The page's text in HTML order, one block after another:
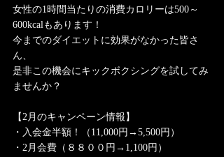
女性の1時間当たりの消費カロリーは500～
600kcalもあります！
今までのダイエットに効果がなかった皆さ
ん、
是非この機会にキックボクシングを試してみ
ませんか？
【2月のキャンペーン情報】
・入会金半額！（11,000円→5,500円）
・2月会費（８８００円→1,100円）